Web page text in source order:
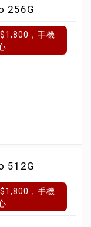
256G
，手機
512G
，手機